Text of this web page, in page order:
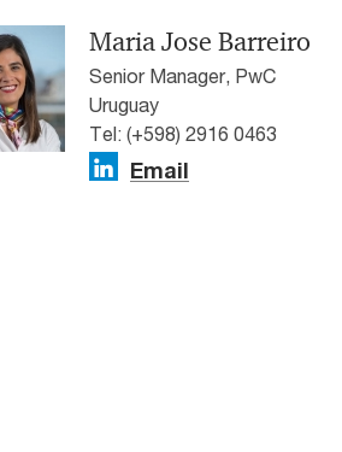
Maria Jose Barreiro
Senior Manager, PwC
Uruguay
Tel: (+598) 2916 0463
Email